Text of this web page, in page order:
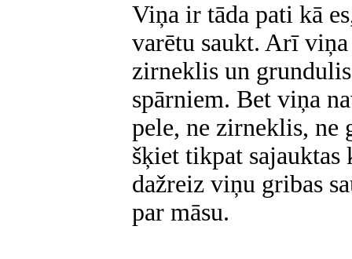
Viņa ir tāda pati kā
varētu saukt. Arī
zirneklis un
spārniem. Bet viņa
pele, ne zirneklis, ne
šķiet tikpat sajauktas
dažreiz viņu gribas
par māsu.